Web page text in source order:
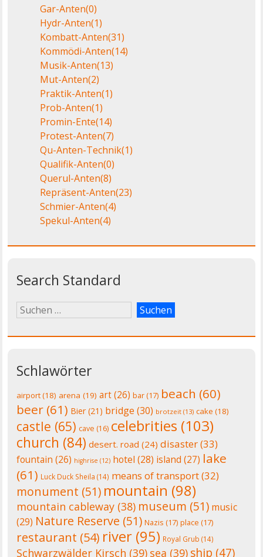
Gar-Anten(0)
Hydr-Anten(1)
Kombatt-Anten(31)
Kommödi-Anten(14)
Musik-Anten(13)
Mut-Anten(2)
Praktik-Anten(1)
Prob-Anten(1)
Promin-Ente(14)
Protest-Anten(7)
Qu-Anten-Technik(1)
Qualifik-Anten(0)
Querul-Anten(8)
Repräsent-Anten(23)
Schmier-Anten(4)
Spekul-Anten(4)
Search Standard
Schlawörter
airport(18) arena (19) art(26) bar(17) beach (60)
beer (61) Bier(21) bridge (30) brotzeit (13) cake (18)
castle (65) cave (16) celebrities (103)
church (84) desert. road (24) disaster(33)
fountain (26) highrise (12) hotel (28) island (27) lake
(61) Luck Duck Sheila (14) means of transport(32)
monument (51) mountain (98)
mountain cableway (38) museum (51) music
(29) Nature Reserve (51) Nazis (17) place (17)
restaurant (54) river (95) Royal Grub (14)
Schwarzwälder Kirsch (39) sea (39) ship (47)